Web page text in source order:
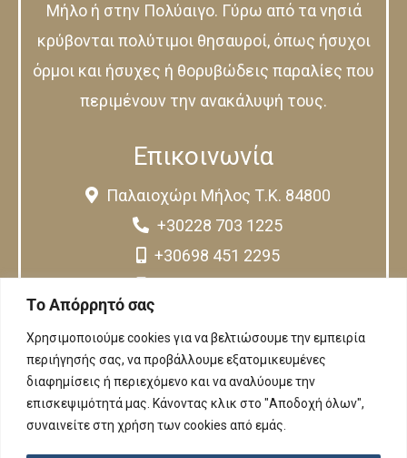
Tο Aπόρρητό σας
Χρησιμοποιούμε cookies για να βελτιώσουμε την εμπειρία
περιήγησής σας, να προβάλλουμε εξατομικευμένες
διαφημίσεις ή περιεχόμενο και να αναλύουμε την
επισκεψιμότητά μας. Κάνοντας κλικ στο "Αποδοχή όλων",
συναινείτε στη χρήση των cookies από εμάς.
Μήλο ή στην Πολύαιγο. Γύρω από τα νησιά
κρύβονται πολύτιμοι θησαυροί, όπως ήσυχοι
όρμοι και ήσυχες ή θορυβώδεις παραλίες που
περιμένουν την ανακάλυψή τους.
Επικοινωνία
Παλαιοχώρι Μήλος Τ.Κ. 84800
+30228 703 1225
+30698 451 2295
anemosmilos1@gmail.com
Follow Us